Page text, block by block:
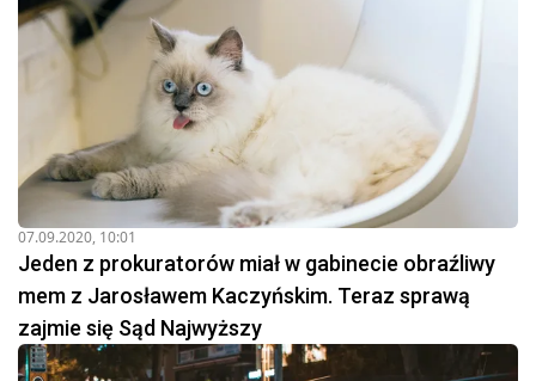
07.09.2020, 10:01
Jeden z prokuratorów miał w gabinecie obraźliwy
mem z Jarosławem Kaczyńskim. Teraz sprawą
zajmie się Sąd Najwyższy